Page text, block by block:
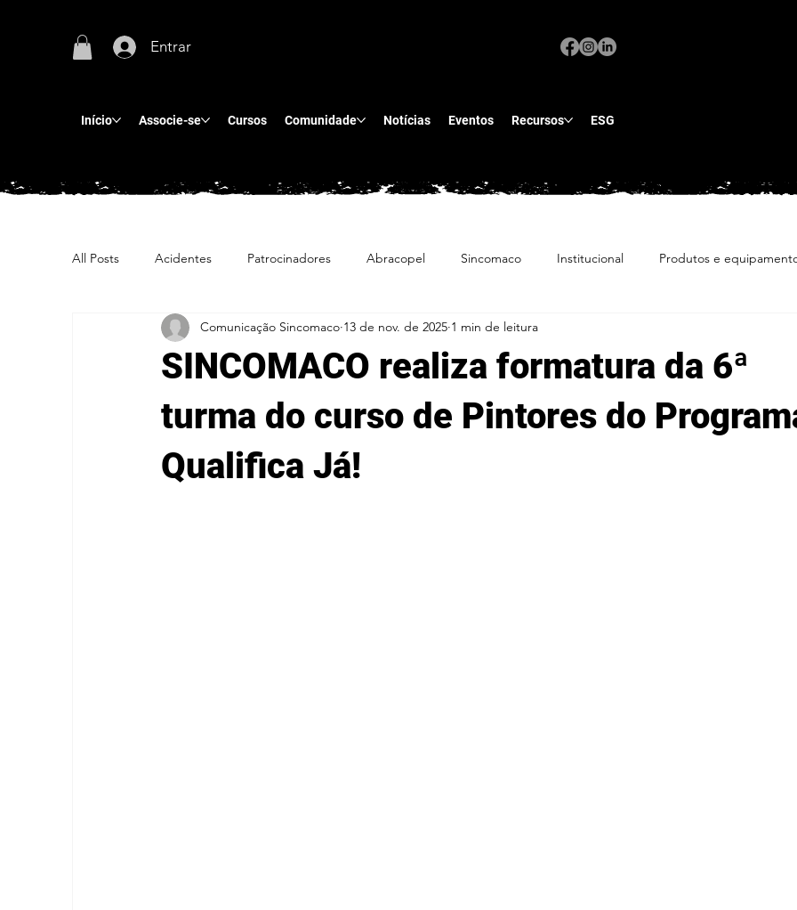
Entrar
Início Associe-se Cursos Comunidade Notícias Eventos Recursos ESG
All Posts Acidentes Patrocinadores Abracopel Sincomaco Institucional Produtos e
SINCOMACO realiza formatura da 6ª
turma do curso de Pintores do
Qualifica Já!
Comunicação Sincomaco 13 de nov. de 2025 1 min de leitura